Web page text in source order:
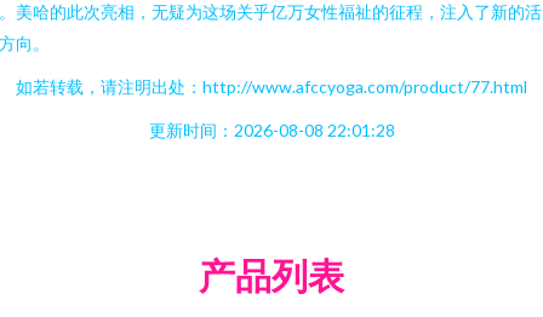
美哈的此次亮相，无疑为这场关乎亿万女性福祉的征程，注入了新的
向。
如若转载，请注明出处：http://www.afccyoga.com/product/77.html
更新时间：2026-08-08 22:01:28
产品列表